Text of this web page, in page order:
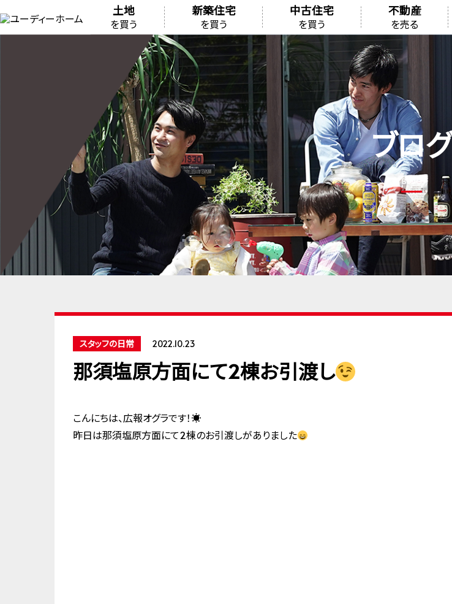
土地
を買う
新築住宅
を買う
中古住宅
を買う
不動産
を売る
ブログ
BLOG
スタッフの日常 2022.10.23
那須塩原方面にて2棟お引渡し
こんにちは、広報オグラです！☀
昨日は那須塩原方面にて2棟のお引渡しがありました